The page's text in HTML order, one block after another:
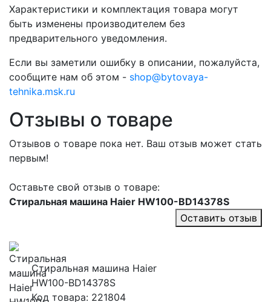
Характеристики и комплектация товара могут
быть изменены производителем без
предварительного уведомления.
Если вы заметили ошибку в описании, пожалуйста,
сообщите нам об этом - shop@bytovaya-
tehnika.msk.ru
Отзывы о товаре
Отзывов о товаре пока нет. Ваш отзыв может стать
первым!
Оставьте свой отзыв о товаре:
Стиральная машина Haier HW100-BD14378S
Оставить отзыв
Стиральная машина Haier
HW100-BD14378S
Код товара: 221804